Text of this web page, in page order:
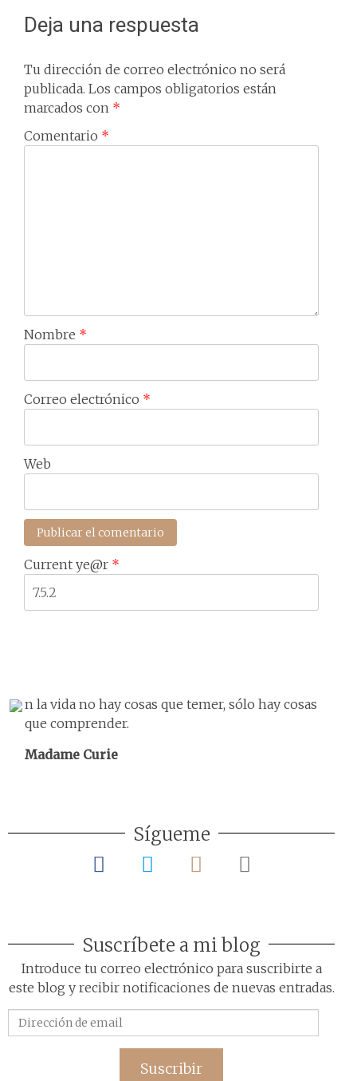
Deja una respuesta
Tu dirección de correo electrónico no será
publicada. Los campos obligatorios están
marcados con *
Comentario *
Nombre *
Correo electrónico *
Web
Current ye@r *
n la vida no hay cosas que temer, sólo hay cosas
que comprender.
Madame Curie
Sígueme
Suscríbete a mi blog
Introduce tu correo electrónico para suscribirte a
este blog y recibir notificaciones de nuevas entradas.
de
Suscribir